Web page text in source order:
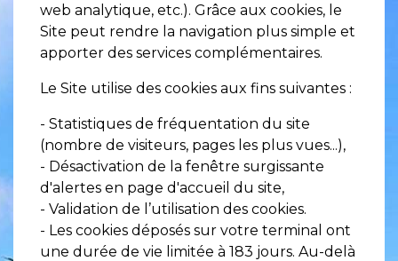
web analytique, etc.). Grâce aux cookies, le
Site peut rendre la navigation plus simple et
apporter des services complémentaires.
Le Site utilise des cookies aux fins suivantes :
- Statistiques de fréquentation du site
(nombre de visiteurs, pages les plus vues...),
- Désactivation de la fenêtre surgissante
d'alertes en page d'accueil du site,
- Validation de l’utilisation des cookies.
- Les cookies déposés sur votre terminal ont
une durée de vie limitée à 183 jours. Au-delà